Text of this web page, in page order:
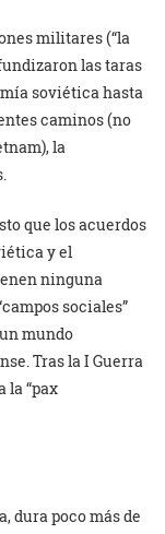
militares (“la
las taras
soviética hasta
caminos (no
la
que los acuerdos
y el
ninguna
sociales”
mundo
Tras la I Guerra
la “pax
dura poco más de